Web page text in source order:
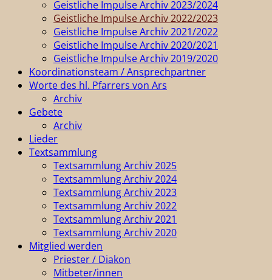
Geistliche Impulse Archiv 2023/2024
Geistliche Impulse Archiv 2022/2023
Geistliche Impulse Archiv 2021/2022
Geistliche Impulse Archiv 2020/2021
Geistliche Impulse Archiv 2019/2020
Koordinationsteam / Ansprechpartner
Worte des hl. Pfarrers von Ars
Archiv
Gebete
Archiv
Lieder
Textsammlung
Textsammlung Archiv 2025
Textsammlung Archiv 2024
Textsammlung Archiv 2023
Textsammlung Archiv 2022
Textsammlung Archiv 2021
Textsammlung Archiv 2020
Mitglied werden
Priester / Diakon
Mitbeter/innen